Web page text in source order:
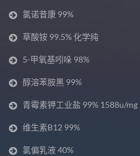
氯诺昔康 99%
草酸铵 99.5% 化学纯
5-甲氧基吲哚 98%
醇溶苯胺黑 99%
青霉素钾工业盐 99% 1588u/mg
维生素B12 99%
氯偏乳液 40%